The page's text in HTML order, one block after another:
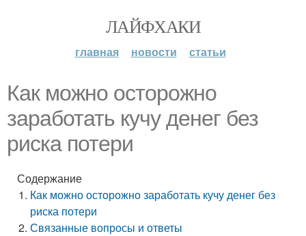
ЛАЙФХАКИ
главная новости статьи
Как можно осторожно
заработать кучу денег без
риска потери
Содержание
Как можно осторожно заработать кучу денег без
риска потери
Связанные вопросы и ответы